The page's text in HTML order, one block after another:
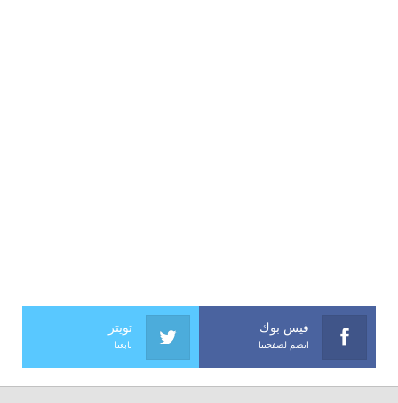
فيس بوك
انضم لصفحتنا
تويتر
تابعنا